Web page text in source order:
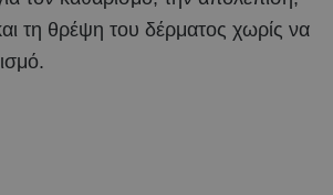
τη θρέψη του δέρματος χωρίς να